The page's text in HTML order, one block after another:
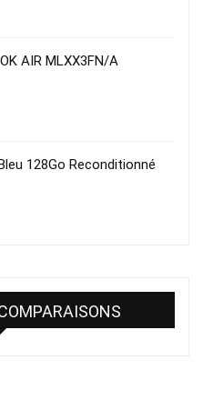
AIR MLXX3FN/A
128Go Reconditionné